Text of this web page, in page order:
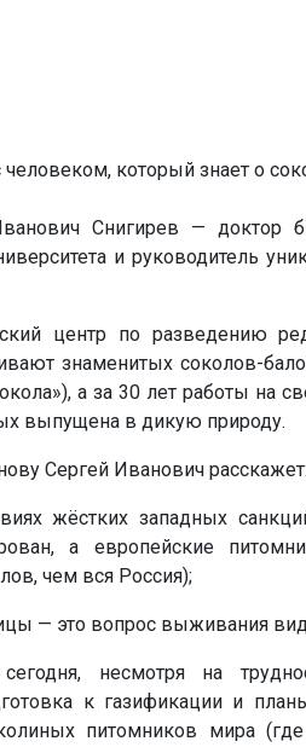
Снигирев — доктор
и руководитель
центр по разведению
знаменитых соколов-
а за 30 лет работы на
выпущена в дикую природу.
Сергей Иванович расскажет:
жёстких западных
а европейские
чем вся Россия);
— это вопрос выживания
несмотря на
к газификации и
питомников мира